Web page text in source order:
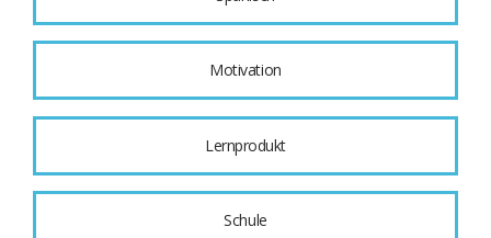
Motivation
Lernprodukt
Schule